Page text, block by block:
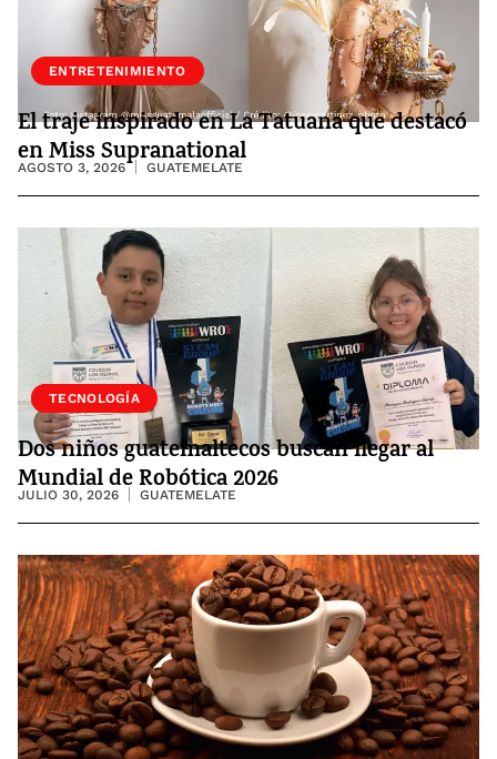
ENTRETENIMIENTO
El traje inspirado en La Tatuana que destacó
en Miss Supranational
AGOSTO 3, 2026 GUATEMELATE
SOCIEDAD
TECNOLOGÍA
Dos niños guatemaltecos buscan llegar al
Mundial de Robótica 2026
JULIO 30, 2026 GUATEMELATE